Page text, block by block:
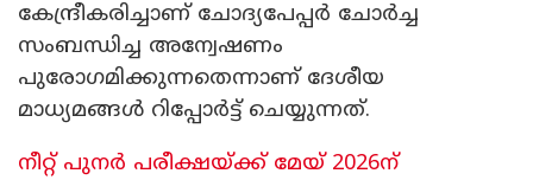
കേന്ദ്രീകരിച്ചാണ് ചോദ്യപേപ്പർ ചോർച്ച
സംബന്ധിച്ച അന്വേഷണം
പുരോഗമിക്കുന്നതെന്നാണ് ദേശീയ
മാധ്യമങ്ങൾ റിപ്പോർട്ട് ചെയ്യുന്നത്.
നീറ്റ് പുനർ പരീക്ഷയ്ക്ക് മേയ് 2026ന്